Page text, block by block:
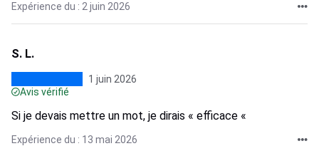
Expérience du : 2 juin 2026
S. L.
1 juin 2026
Avis vérifié
Si je devais mettre un mot, je dirais « efficace «
Expérience du : 13 mai 2026